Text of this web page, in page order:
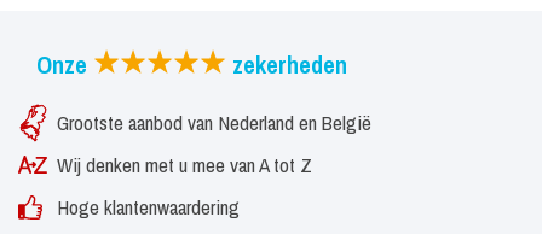
Onze zekerheden
Grootste aanbod van Nederland en België
Wij denken met u mee van A tot Z
Hoge klantenwaardering